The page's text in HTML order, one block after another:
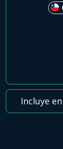
Incluye